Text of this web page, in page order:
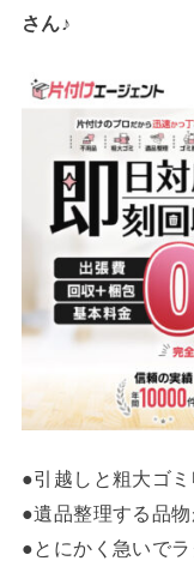
さん♪
●引越しと粗大ゴ
●遺品整理する品
●とにかく急いで